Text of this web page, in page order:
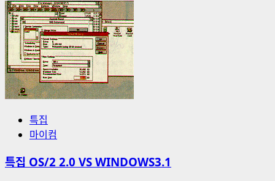
특집
마이컴
특집 OS/2 2.0 VS WINDOWS3.1